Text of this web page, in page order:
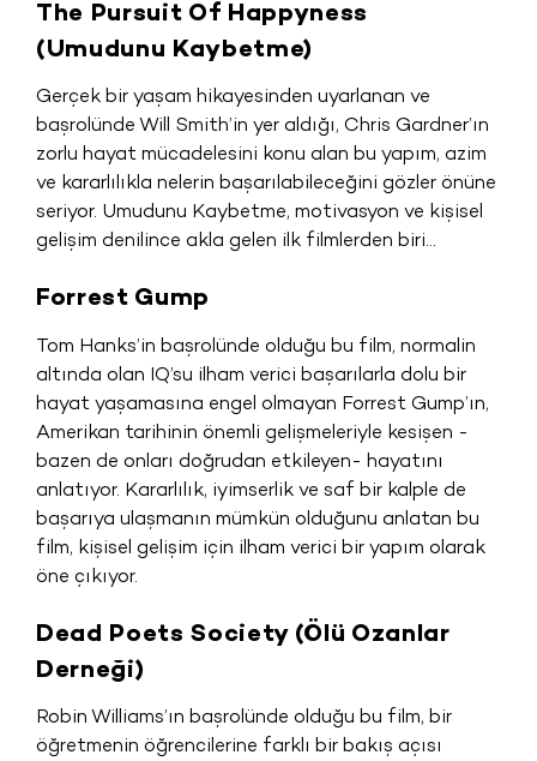
The Pursuit Of Happyness
(Umudunu Kaybetme)
Gerçek bir yaşam hikayesinden uyarlanan ve
başrolünde Will Smith’in yer aldığı, Chris Gardner’ın
zorlu hayat mücadelesini konu alan bu yapım, azim
ve kararlılıkla nelerin başarılabileceğini gözler önüne
seriyor. Umudunu Kaybetme, motivasyon ve kişisel
gelişim denilince akla gelen ilk filmlerden biri…
Forrest Gump
Tom Hanks’in başrolünde olduğu bu film, normalin
altında olan IQ’su ilham verici başarılarla dolu bir
hayat yaşamasına engel olmayan Forrest Gump’ın,
Amerikan tarihinin önemli gelişmeleriyle kesişen -
bazen de onları doğrudan etkileyen- hayatını
anlatıyor. Kararlılık, iyimserlik ve saf bir kalple de
başarıya ulaşmanın mümkün olduğunu anlatan bu
film, kişisel gelişim için ilham verici bir yapım olarak
öne çıkıyor.
Dead Poets Society (Ölü Ozanlar
Derneği)
Robin Williams’ın başrolünde olduğu bu film, bir
öğretmenin öğrencilerine farklı bir bakış açısı